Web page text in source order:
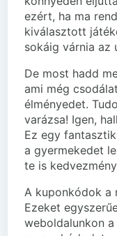
ezért, ha ma
kiválasztott
sokáig várnia az
De most hadd
ami még
élményedet.
varázsa! Igen,
Ez egy
a gyermekedet
te is
A kuponkódok a
Ezeket
weboldalunkon